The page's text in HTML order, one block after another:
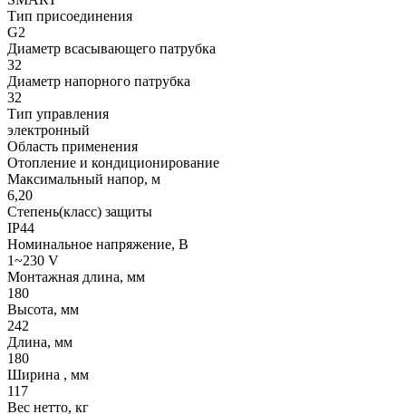
Тип присоединения
G2
Диаметр всасывающего патрубка
32
Диаметр напорного патрубка
32
Тип управления
электронный
Область применения
Отопление и кондиционирование
Максимальный напор, м
6,20
Степень(класс) защиты
IP44
Номинальное напряжение, В
1~230 V
Монтажная длина, мм
180
Высота, мм
242
Длина, мм
180
Ширина , мм
117
Вес нетто, кг